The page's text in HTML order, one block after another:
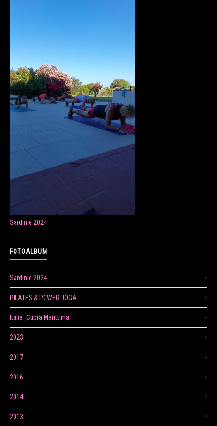
CENÍK
ONLINE LEKCE CVIČENÍ
Sardinie 2024
FOTOALBUM
Sardinie 2024
PILATES & POWER JÓGA
Itálie_Cupra Marittima
2023
2017
2016
2014
2013